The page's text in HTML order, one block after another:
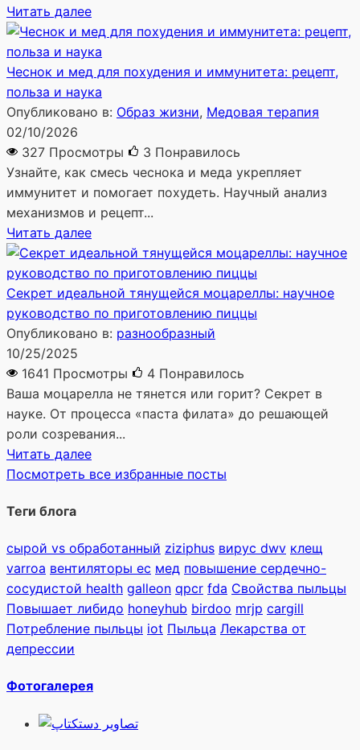
Читать далее
Чеснок и мед для похудения и иммунитета: рецепт,
польза и наука
Опубликовано в: Образ жизни, Медовая терапия
02/10/2026
327 Просмотры
3 Понравилось
Узнайте, как смесь чеснока и меда укрепляет
иммунитет и помогает похудеть. Научный анализ
механизмов и рецепт...
Читать далее
Секрет идеальной тянущейся моцареллы: научное
руководство по приготовлению пиццы
Опубликовано в: разнообразный
10/25/2025
1641 Просмотры
4 Понравилось
Ваша моцарелла не тянется или горит? Секрет в
науке. От процесса «паста филата» до решающей
роли созревания...
Читать далее
Посмотреть все избранные посты
Теги блога
сырой vs обработанный ziziphus вирус dwv клещ
varroa вентиляторы ec мед повышение сердечно-
сосудистой health galleon qpcr fda Свойства пыльцы
Повышает либидо honeyhub birdoo mrjp cargill
Потребление пыльцы iot Пыльца Лекарства от
депрессии
Фотогалерея